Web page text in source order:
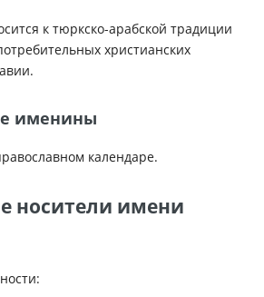
к тюркско-арабской традиции
христианских
именины
календаре.
носители имени